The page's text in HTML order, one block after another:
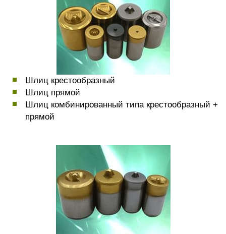
Шлиц крестообразный
Шлиц прямой
Шлиц комбинированный типа крестообразный +
прямой